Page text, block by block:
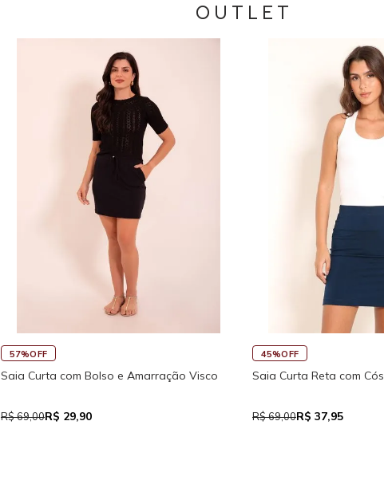
OUTLET
57%OFF
Saia Curta com Bolso e Amarração Visco
R$ 69,00R$ 29,90
45%OFF
Saia Curta Reta com Cós
R$ 69,00R$ 37,95